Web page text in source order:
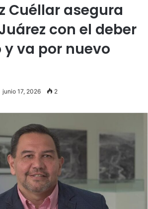
Cuéllar asegura
con el deber
va por nuevo
junio 17, 2026 2